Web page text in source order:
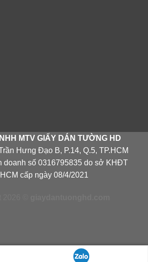
MTV GIẤY DÁN TƯỜNG HD
Hưng Đạo B, P.14, Q.5, TP.HCM
doanh số 0316795835 do sở KHĐT
cấp ngày 08/4/2021